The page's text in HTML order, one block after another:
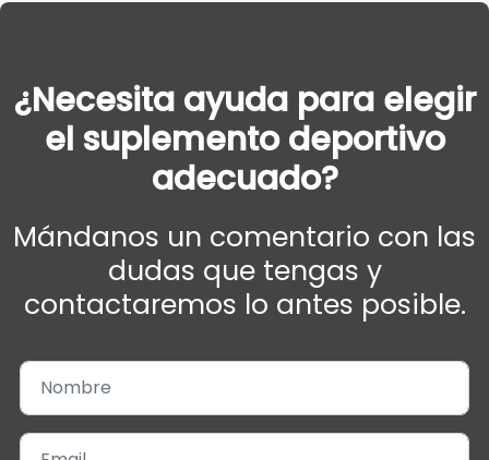
¿Necesita ayuda para elegir
el suplemento deportivo
adecuado?
Mándanos un comentario con las
dudas que tengas y
contactaremos lo antes posible.